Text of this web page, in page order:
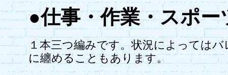
●仕事・作業・スポ
１本三つ編みです。状況によっては
に纏めることもあります。